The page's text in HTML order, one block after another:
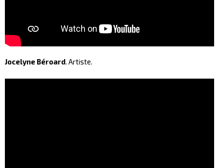
Jocelyne Béroard. Artiste.